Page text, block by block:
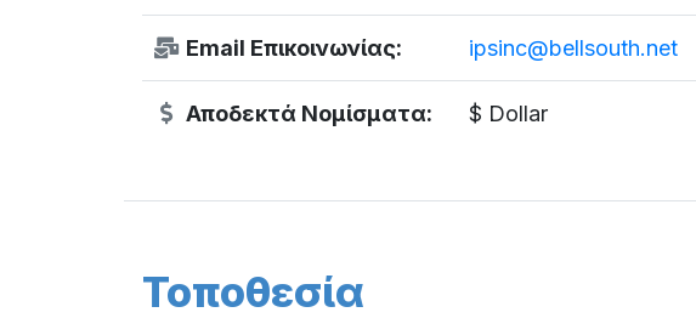
Email Επικοινωνίας: ipsinc@bellsouth.net
Αποδεκτά Νομίσματα: $ Dollar
Τοποθεσία